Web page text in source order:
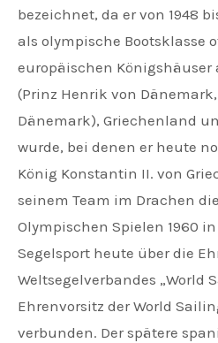
bezeichnet, da er von 1948
als olympische Bootsklasse
europäischen
(Prinz Henrik von
Dänemark), Griechenland
wurde, bei denen er heute
König Konstantin II. von
seinem Team im Drachen
Olympischen Spielen 1960
Segelsport heute über die
Weltsegelverbandes „World
Ehrenvorsitz der World
verbunden. Der spätere